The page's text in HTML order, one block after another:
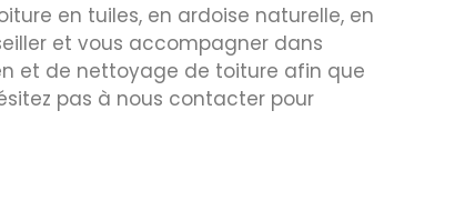
en tuiles, en ardoise naturelle, en
et vous accompagner dans
et de nettoyage de toiture afin que
pas à nous contacter pour